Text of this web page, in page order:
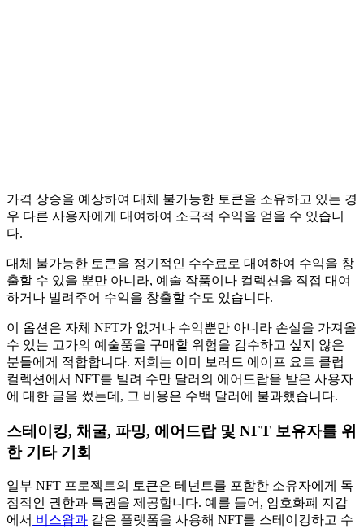
가격 상승을 예상하여 대체 불가능한 토큰을 소유하고 있는 경
우 다른 사용자에게 대여하여 소극적 수익을 얻을 수 있습니
다.
대체 불가능한 토큰을 정기적인 수수료로 대여하여 수익을 창
출할 수 있을 뿐만 아니라, 예술 작품이나 컬렉션을 직접 대여
하거나 빌려주어 수익을 창출할 수도 있습니다.
이 옵션은 자체 NFT가 없거나 수익뿐만 아니라 손실을 가져올
수 있는 고가의 예술품을 구매할 위험을 감수하고 싶지 않은
분들에게 적합합니다. 저희는 이미 보러드 에이프 요트 클럽
컬렉션에서 NFT를 빌려 수만 달러의 에어드랍을 받은 사용자
에 대한 글을 썼는데, 그 비용은 수백 달러에 불과했습니다.
스테이킹, 채굴, 파밍, 에어드랍 및 NFT 보유자를 위
한 기타 기회
일부 NFT 프로젝트의 토큰은 테넌트를 포함한 소유자에게 독
점적인 권한과 특권을 제공합니다. 예를 들어, 암호화폐 지갑
에서 비스왑과 같은 플랫폼을 사용해 NFT를 스테이킹하고 수